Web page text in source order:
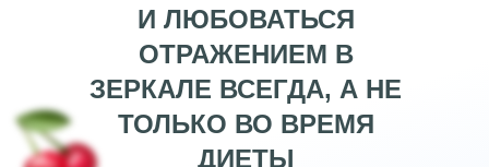
И ЛЮБОВАТЬСЯ
ОТРАЖЕНИЕМ В
ЗЕРКАЛЕ ВСЕГДА, А НЕ
ТОЛЬКО ВО ВРЕМЯ
ДИЕТЫ